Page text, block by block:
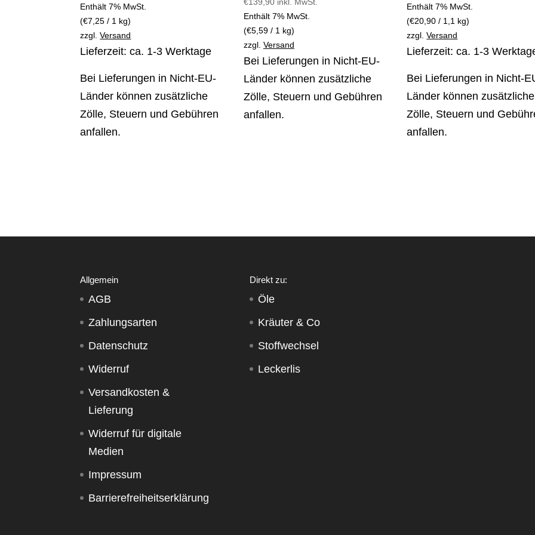
Enthält 7% MwSt.
(€7,25 / 1 kg)
zzgl.Versand
Lieferzeit: ca. 1-3 Werktage
Bei Lieferungen in Nicht-EU-
Länder können zusätzliche
Zölle, Steuern und Gebühren
anfallen.
Enthält 7% MwSt.
(€5,59/ 1 kg)
zzgl. Versand
Bei Lieferungen in Nicht-EU-
Länder können zusätzliche
Zölle, Steuern und Gebühren
anfallen.
Enthält 7% MwSt.
(€20,90 / 1,1 kg)
zzgl.Versand
Lieferzeit: ca. 1-3
Bei Lieferungen in Nicht-
Länder können zusätzliche
Zölle, Steuern und
anfallen.
Allgemein
AGB
Zahlungsarten
Datenschutz
Widerruf
Versandkosten &
Lieferung
Widerruf für digitale
Medien
Impressum
Barrierefreiheitserklärung
Direkt zu:
Öle
Kräuter & Co
Stoffwechsel
Leckerlis